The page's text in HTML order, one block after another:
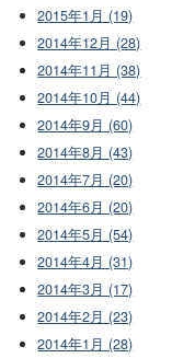
2015年1月 (19)
2014年12月 (28)
2014年11月 (38)
2014年10月 (44)
2014年9月 (60)
2014年8月 (43)
2014年7月 (20)
2014年6月 (20)
2014年5月 (54)
2014年4月 (31)
2014年3月 (17)
2014年2月 (23)
2014年1月 (28)